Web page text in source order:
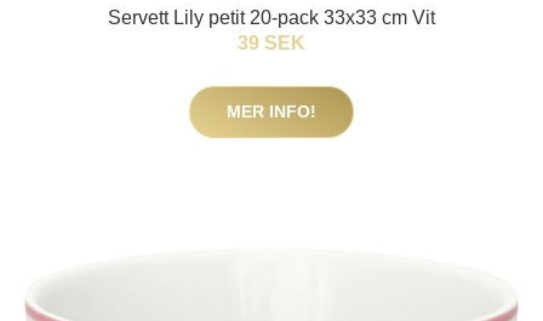
Servett Lily petit 20-pack 33x33 cm Vit
39 SEK
MER INFO!